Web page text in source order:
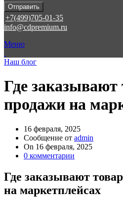
Отправить
+7(499)705-01-35
info@cdpremium.ru
Меню
Наш блог
Где
продажи на
16 февраля, 2025
Сообщение от admin
On 16 февраля, 2025
0 комментарии
Где заказывают
на маркетплейсах